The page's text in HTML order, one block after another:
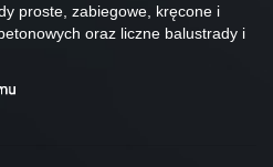
proste, zabiegowe, kręcone i
oraz liczne balustrady i